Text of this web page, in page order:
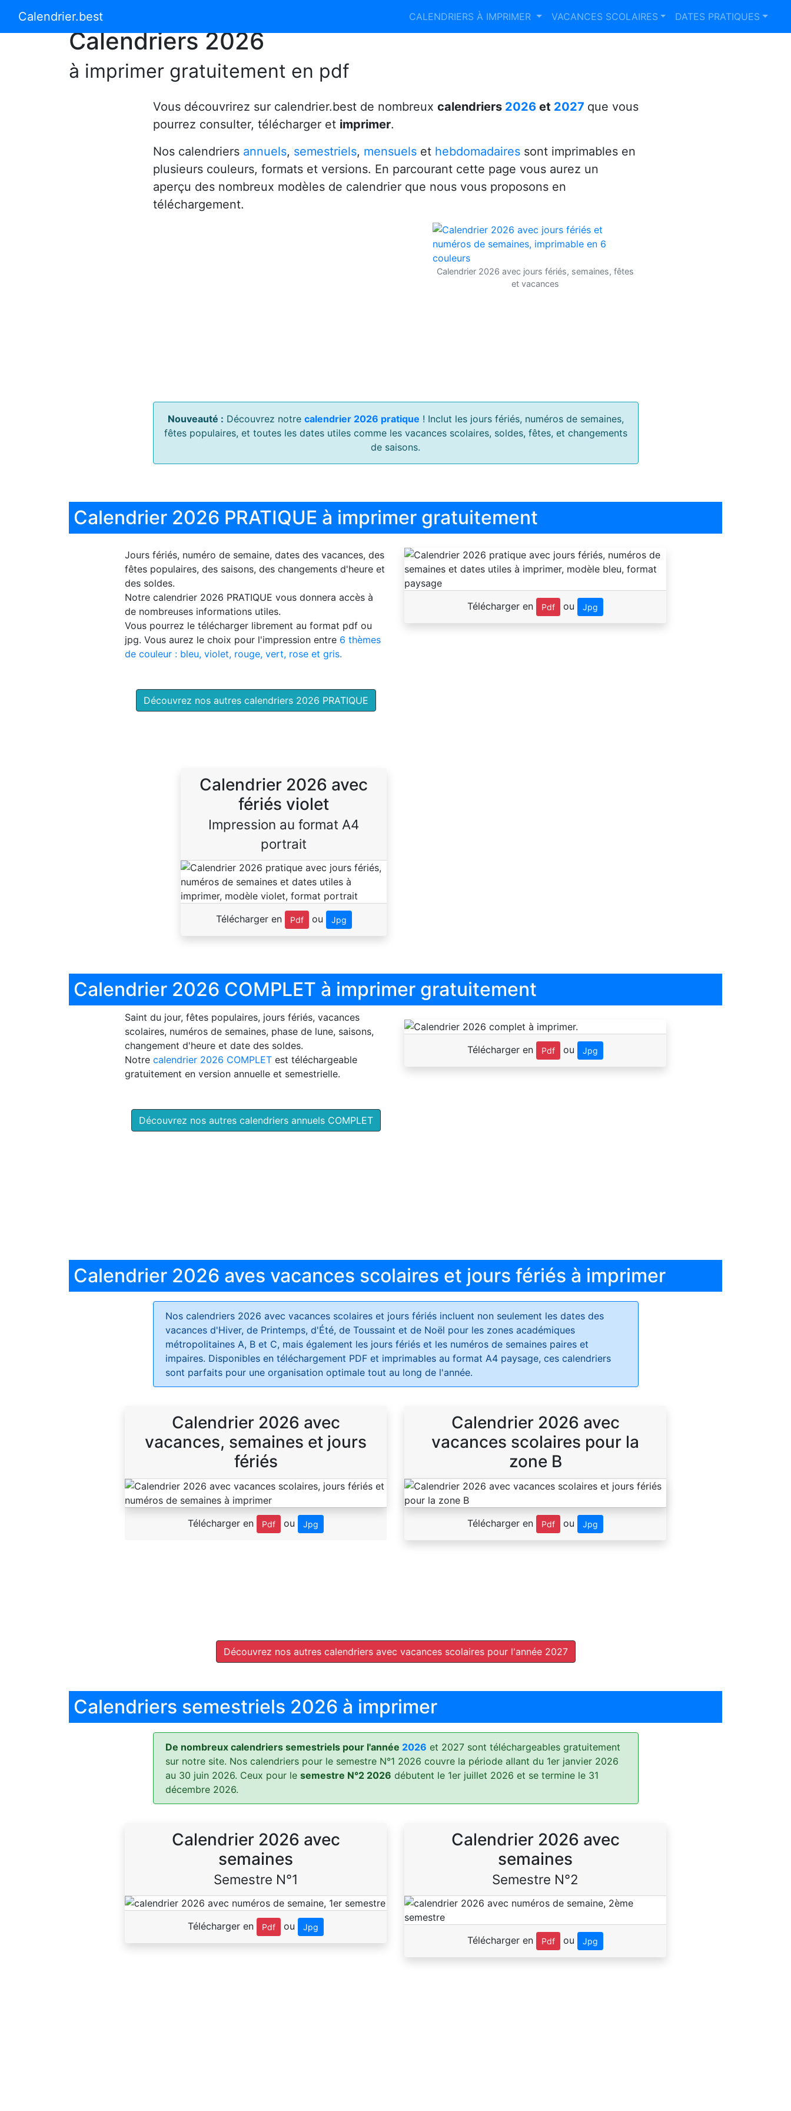
Calendrier.best CALENDRIERS À IMPRIMER VACANCES SCOLAIRES DATES PRATIQUES
Calendrier 2024 Calendrier 2027
Calendriers 2026
à imprimer gratuitement en pdf
Vous découvrirez sur calendrier.best de nombreux calendriers 2026et 2027 que vous
pourrez consulter, télécharger et imprimer.
Nos calendriers annuels, semestriels, mensuelset hebdomadairessont imprimables en
plusieurs couleurs, formats et versions. En parcourant cette page vous aurez un
aperçu des nombreux modèles de calendrier que nous vous proposons en
téléchargement.
Calendrier 2026 avec jours fériés, semaines, fêtes
et vacances
Nouveauté : Découvrez notre calendrier 2026 pratique ! Inclut les jours fériés, numéros de semaines,
fêtes populaires, et toutes les dates utiles comme les vacances scolaires, soldes, fêtes, et changements
de saisons.
Calendrier 2026 PRATIQUE à imprimer gratuitement
Jours fériés, numéro de semaine, dates des vacances, des
fêtes populaires, des saisons, des changements d'heure et
des soldes.
Notre calendrier 2026 PRATIQUE vous donnera accès à
de nombreuses informations utiles.
Vous pourrez le télécharger librement au format pdf ou
jpg. Vous aurez le choix pour l'impression entre 6 thèmes
de couleur : bleu, violet, rouge, vert, rose et gris.
Découvrez nos autres calendriers 2026 PRATIQUE
Télécharger en Pdf ou Jpg
Calendrier 2026 avec
fériés violet
Impression au format A4
portrait
Télécharger en Pdf ou Jpg
Calendrier 2026 COMPLET à imprimer gratuitement
Saint du jour, fêtes populaires, jours fériés, vacances
scolaires, numéros de semaines, phase de lune, saisons,
changement d'heure et date des soldes.
Notre calendrier 2026 COMPLET est téléchargeable
gratuitement en version annuelle et semestrielle.
Découvrez nos autres calendriers annuels COMPLET
Télécharger en Pdf ou Jpg
Calendrier 2026 aves vacances scolaires et jours fériés à imprimer
Nos calendriers 2026 avec vacances scolaires et jours fériésincluent non seulement les dates des
vacances d'Hiver, de Printemps, d'Été, de Toussaint et de Noël pour les zones académiques
métropolitaines A, B et C, mais également les jours fériés et les numéros de semaines paires et
impaires. Disponibles en téléchargement PDF et imprimables au format A4 paysage, ces calendriers
sont parfaits pour une organisation optimale tout au long de l'année.
Calendrier 2026 avec
vacances, semaines et jours
fériés
Télécharger en Pdf ou Jpg
Calendrier 2026 avec
vacances scolaires pour la
zone B
Télécharger en Pdf ou Jpg
Découvrez nos autres calendriers avec vacances scolaires pour l'année 2027
Calendriers semestriels 2026 à imprimer
De nombreux calendriers semestriels pour l'année 2026 et 2027 sont téléchargeables gratuitement
sur notre site. Nos calendriers pour le semestre N°1 2026 couvre la période allant du 1er janvier 2026
au 30 juin 2026. Ceux pour le semestre N°2 2026 débutent le 1er juillet 2026 et se termine le 31
décembre 2026.
Calendrier 2026 avec
semaines
Semestre N°1
Télécharger en Pdf ou Jpg
Calendrier 2026 avec
semaines
Semestre N°2
Télécharger en Pdf ou Jpg